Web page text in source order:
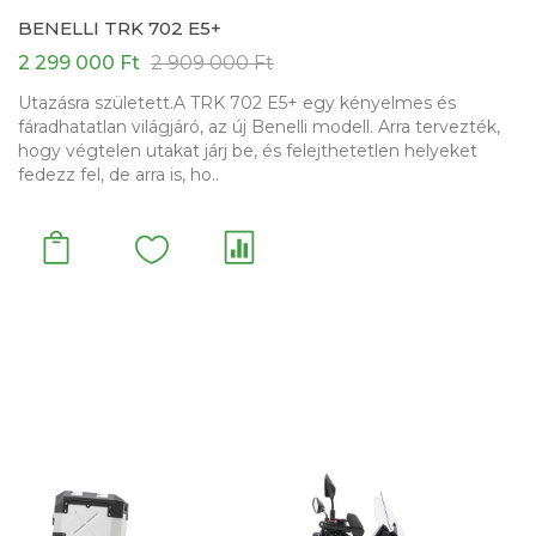
BENELLI TRK 702 E5+
2 299 000 Ft 2 909 000 Ft
Utazásra született.A TRK 702 E5+ egy kényelmes és
fáradhatatlan világjáró, az új Benelli modell. Arra tervezték,
hogy végtelen utakat járj be, és felejthetetlen helyeket
fedezz fel, de arra is, ho..